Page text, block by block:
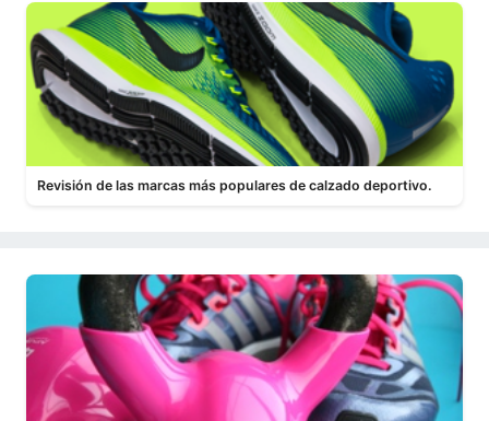
Revisión de las marcas más populares de calzado deportivo.